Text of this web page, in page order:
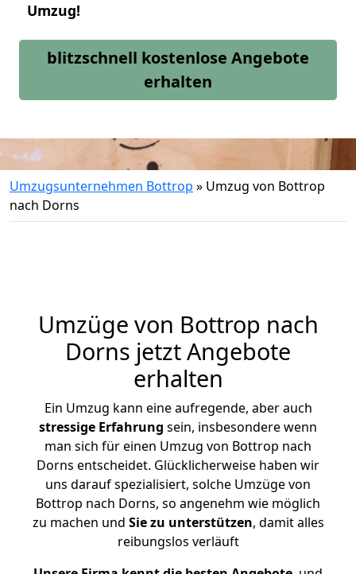
Umzug!
blitzschnell kostenlose Angebote
erhalten
Umzugsunternehmen Bottrop » Umzug von Bottrop
nach Dorns
Umzüge von Bottrop nach
Dorns jetzt Angebote
erhalten
Ein Umzug kann eine aufregende, aber auch
stressige Erfahrung sein, insbesondere wenn
man sich für einen Umzug von Bottrop nach
Dorns entscheidet. Glücklicherweise haben wir
uns darauf spezialisiert, solche Umzüge von
Bottrop nach Dorns, so angenehm wie möglich
zu machen und Sie zu unterstützen, damit alles
reibungslos verläuft